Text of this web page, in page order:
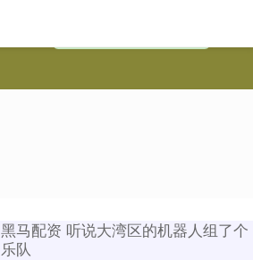
黑马配资 听说大湾区的机器人组了个
乐队